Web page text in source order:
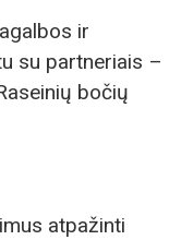
ir
su partneriais –
bočių
atpažinti